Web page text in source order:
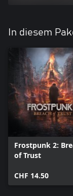
In diesem
Frostpunk 2:
of Trust
CHF 14.50